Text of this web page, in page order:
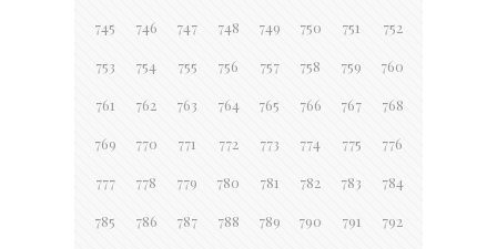
745 746 747 748 749 750 751 752
753 754 755 756 757 758 759 760
761 762 763 764 765 766 767 768
769 770 771 772 773 774 775 776
777 778 779 780 781 782 783 784
785 786 787 788 789 790 791 792